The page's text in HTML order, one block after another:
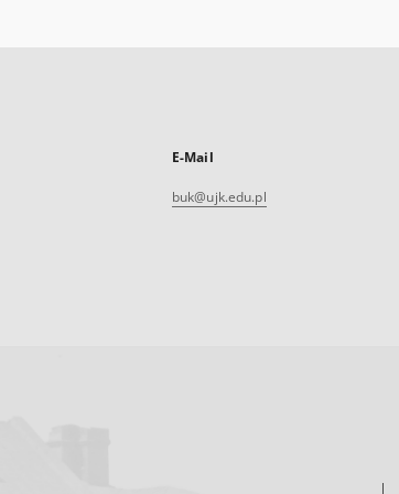
E-Mail
buk@ujk.edu.pl